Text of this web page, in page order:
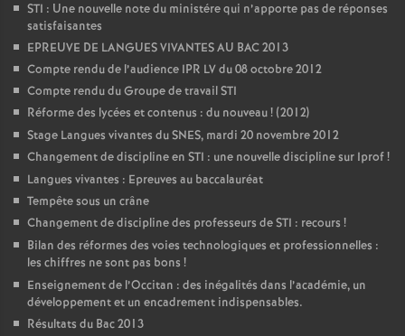
STI : Une nouvelle note du ministére qui n’apporte pas de réponses
satisfaisantes
EPREUVE DE LANGUES VIVANTES AU BAC 2013
Compte rendu de l’audience IPR LV du 08 octobre 2012
Compte rendu du Groupe de travail STI
Réforme des lycées et contenus : du nouveau! (2012)
Stage Langues vivantes du SNES, mardi 20 novembre 2012
Changement de discipline en STI : une nouvelle discipline sur Iprof!
Langues vivantes : Epreuves au baccalauréat
Tempête sous un crâne
Changement de discipline des professeurs de STI : recours !
Bilan des réformes des voies technologiques et professionnelles :
les chiffres ne sont pas bons !
Enseignement de l’Occitan : des inégalités dans l’académie, un
développement et un encadrement indispensables.
Résultats du Bac 2013